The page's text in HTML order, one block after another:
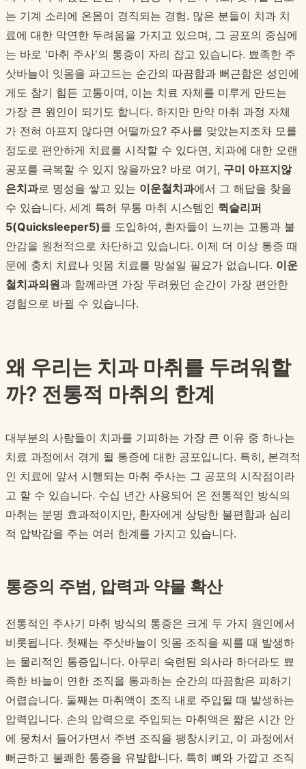
는 기계 소리에 온몸이 경직되는 경험. 많은 분들이 치과 치
료에 대한 막연한 두려움을 가지고 있으며, 그 공포의 중심에
는 바로 '마취 주사'의 통증이 자리 잡고 있습니다. 뾰족한 주
삿바늘이 잇몸을 파고드는 순간의 따끔함과 뻐근함은 성인에
게도 참기 힘든 고통이며, 이는 치료 자체를 미루게 만드는
가장 큰 원인이 되기도 합니다. 하지만 만약 마취 과정 자체
가 전혀 아프지 않다면 어떨까요? 주사를 맞았는지조차 모를
정도로 편안하게 치료를 시작할 수 있다면, 치과에 대한 오랜
공포를 극복할 수 있지 않을까요? 바로 여기, 구미 아프지않
은치과로 명성을 쌓고 있는 이운철치과에서 그 해답을 찾을
수 있습니다. 세계 특허 무통 마취 시스템인 퀵슬리퍼
5(Quicksleeper5)를 도입하여, 환자들이 느끼는 고통과 불
안감을 원천적으로 차단하고 있습니다. 이제 더 이상 통증 때
문에 충치 치료나 잇몸 치료를 망설일 필요가 없습니다. 이운
철치과의원과 함께라면 가장 두려웠던 순간이 가장 편안한
경험으로 바뀔 수 있습니다.
왜 우리는 치과 마취를 두려워할
까? 전통적 마취의 한계
대부분의 사람들이 치과를 기피하는 가장 큰 이유 중 하나는
치료 과정에서 겪게 될 통증에 대한 공포입니다. 특히, 본격적
인 치료에 앞서 시행되는 마취 주사는 그 공포의 시작점이라
고 할 수 있습니다. 수십 년간 사용되어 온 전통적인 방식의
마취는 분명 효과적이지만, 환자에게 상당한 불편함과 심리
적 압박감을 주는 여러 한계를 가지고 있습니다.
통증의 주범, 압력과 약물 확산
전통적인 주사기 마취 방식의 통증은 크게 두 가지 원인에서
비롯됩니다. 첫째는 주삿바늘이 잇몸 조직을 찌를 때 발생하
는 물리적인 통증입니다. 아무리 숙련된 의사라 하더라도 뾰
족한 바늘이 연한 조직을 통과하는 순간의 따끔함은 피하기
어렵습니다. 둘째는 마취액이 조직 내로 주입될 때 발생하는
압력입니다. 손의 압력으로 주입되는 마취액은 짧은 시간 안
에 뭉쳐서 들어가면서 주변 조직을 팽창시키고, 이 과정에서
뻐근하고 불쾌한 통증을 유발합니다. 특히 뼈와 가깝고 조직